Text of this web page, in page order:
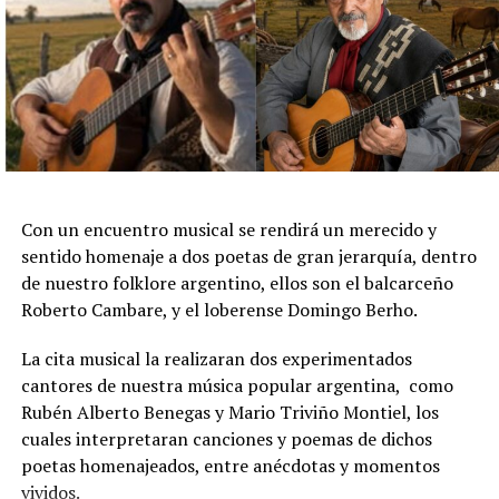
que invita a reflexionar sobre el legado, la entrega y la
emoción del último encuentro con el público.
Reconocido internacionalmente, Iñaki Urlezaga inició su
formación en La Plata y posteriormente ingresó al
Instituto Superior de Arte del Teatro Colón. Tras
perfeccionarse en la School of American Ballet de Nueva
bailarín del Teatro Colón, el Royal Ballet de Londres y el
Dutch National Ballet, además de presentarse en los
principales escenarios y festivales del mundo.
En paralelo a su trayectoria como intérprete, fundó el
Ballet Concierto, compañía con la que realizó giras
internacionales por los cinco continentes, y desde 2003
desarrolló una destacada labor como coreógrafo con
producciones como El Cascanueces, Lago de los Cisnes,
Romeo y Julieta, La Traviata y Estaciones Rioplatenses,
entre otras. Entre 2012 y 2017 fue director artístico del
Con un encuentro musical se rendirá un merecido y
sentido homenaje a dos poetas de gran jerarquía, dentro
de nuestro folklore argentino, ellos son el balcarceño
Roberto Cambare, y el loberense Domingo Berho.
La cita musical la realizaran dos experimentados
cantores de nuestra música popular argentina, como
Rubén Alberto Benegas y Mario Triviño Montiel, los
cuales interpretaran canciones y poemas de dichos
poetas homenajeados, entre anécdotas y momentos
vividos.